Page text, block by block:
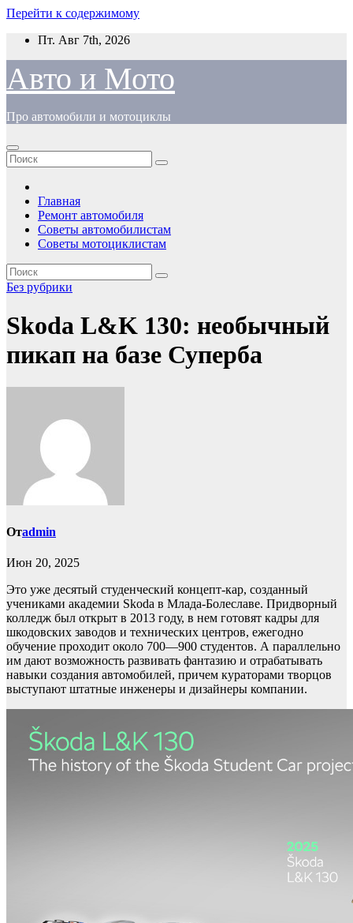
Перейти к содержимому
Пт. Авг 7th, 2026
Авто и Мото
Про автомобили и мотоциклы
Главная
Ремонт автомобиля
Советы автомобилистам
Советы мотоциклистам
Без рубрики
Skoda L&K 130: необычный
пикап на базе Суперба
Отadmin
Июн 20, 2025
Это уже десятый студенческий концепт-кар, созданный
учениками академии Skoda в Млада-Болеславе. Придворный
колледж был открыт в 2013 году, в нем готовят кадры для
шкодовских заводов и технических центров, ежегодно
обучение проходит около 700—900 студентов. А параллельно
им дают возможность развивать фантазию и отрабатывать
навыки создания автомобилей, причем кураторами творцов
выступают штатные инженеры и дизайнеры компании.